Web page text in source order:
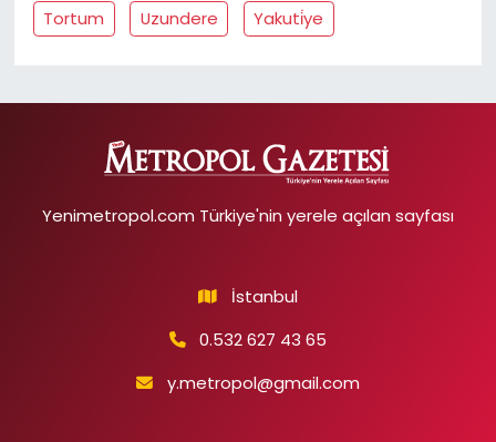
Tortum
Uzundere Yakuti̇ye
Yenimetropol.com Türkiye'nin yerele açılan sayfası
İstanbul
0.532 627 43 65
y.metropol@gmail.com